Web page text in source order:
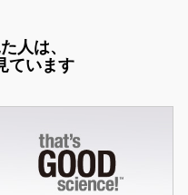
人は、
ています